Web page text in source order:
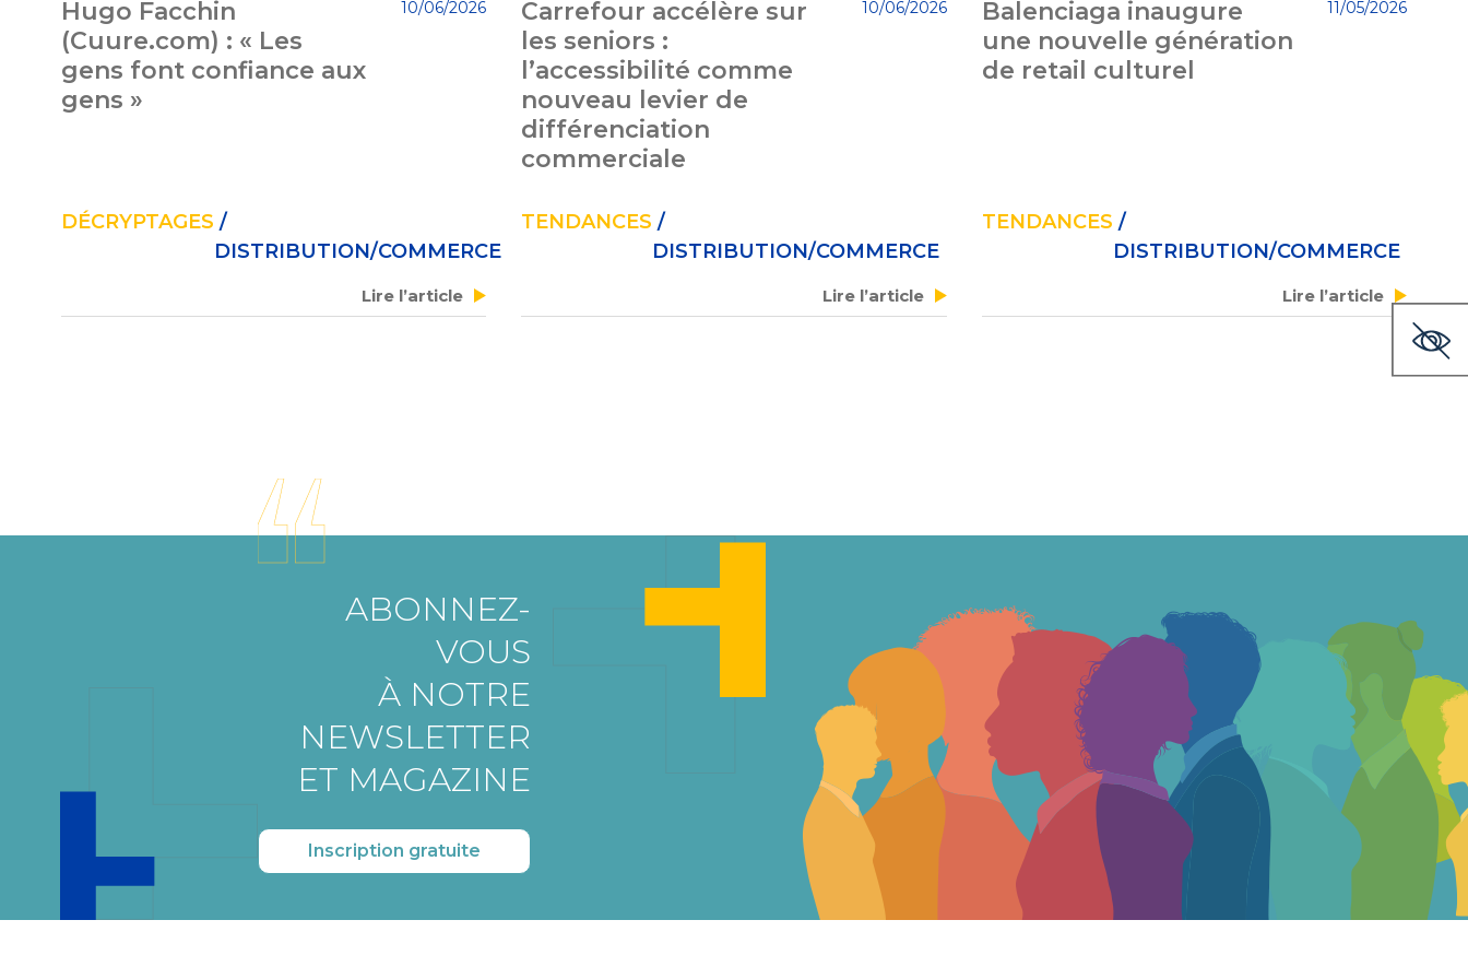
Hugo Facchin
(Cuure.com) : « Les
gens font confiance aux
gens »
10/06/2026
DÉCRYPTAGES /
DISTRIBUTION/COMMERCE
Lire l’article
Carrefour accélère sur
les seniors :
l’accessibilité comme
nouveau levier de
différenciation
commerciale
10/06/2026
TENDANCES /
DISTRIBUTION/COMMERCE
Lire l’article
Balenciaga inaugure
une nouvelle génération
de retail culturel
11/05/2026
TENDANCES /
DISTRIBUTION/COMMERCE
Lire l’article
ABONNEZ-
VOUS
À NOTRE
NEWSLETTER
ET MAGAZINE
Inscription gratuite